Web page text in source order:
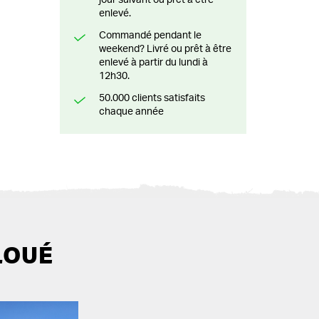
enlevé.
Commandé pendant le
weekend? Livré ou prêt à être
enlevé à partir du lundi à
12h30.
50.000 clients satisfaits
chaque année